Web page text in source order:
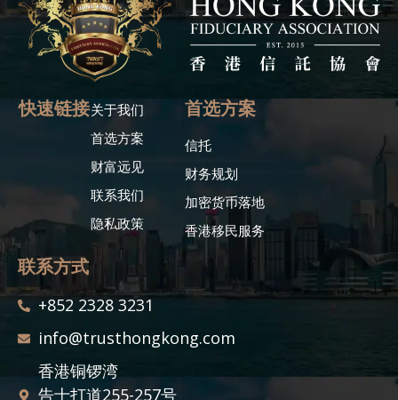
快速链接关于我们
首选方案
财富远见
联系我们
隐私政策
首选方案
信托
财务规划
加密货币落地
香港移民服务
联系方式
+852 2328 3231
info@trusthongkong.com
香港铜锣湾
告士打道255-257号